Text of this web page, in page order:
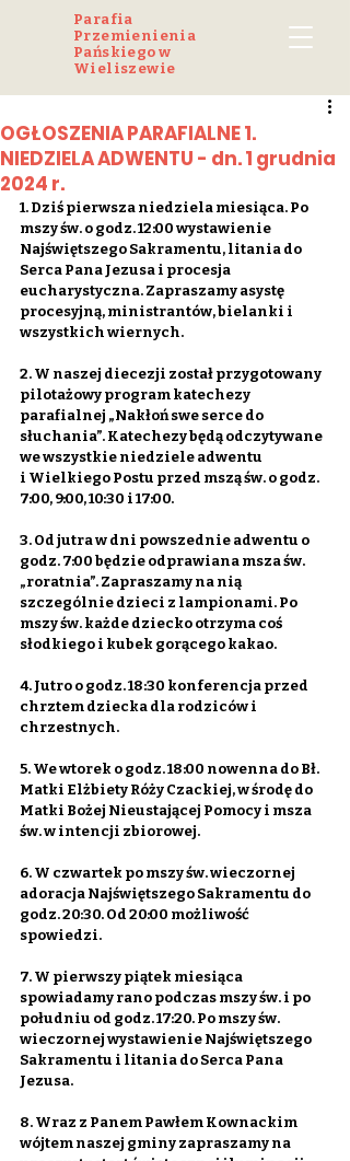
Parafia
Przemienienia
Pańskiego w
Wieliszewie
OGŁOSZENIA PARAFIALNE 1.
NIEDZIELA ADWENTU - dn. 1 grudnia
2024 r.
1. Dziś pierwsza niedziela miesiąca. Po
mszy św. o godz. 12:00 wystawienie
Najświętszego Sakramentu, litania do
Serca Pana Jezusa i procesja
eucharystyczna. Zapraszamy asystę
procesyjną, ministrantów, bielanki i
wszystkich wiernych.
2. W naszej diecezji został przygotowany
pilotażowy program katechezy
parafialnej „Nakłoń swe serce do
słuchania”. Katechezy będą odczytywane
we wszystkie niedziele adwentu
i Wielkiego Postu przed mszą św. o godz.
7:00, 9:00, 10:30 i 17:00.
3. Od jutra w dni powszednie adwentu o
godz. 7:00 będzie odprawiana msza św.
„roratnia”. Zapraszamy na nią
szczególnie dzieci z lampionami. Po
mszy św. każde dziecko otrzyma coś
słodkiego i kubek gorącego kakao.
4. Jutro o godz. 18:30 konferencja przed
chrztem dziecka dla rodziców i
chrzestnych.
5. We wtorek o godz. 18:00 nowenna do Bł.
Matki Elżbiety Róży Czackiej, w środę do
Matki Bożej Nieustającej Pomocy i msza
św. w intencji zbiorowej.
6. W czwartek po mszy św. wieczornej
adoracja Najświętszego Sakramentu do
godz. 20:30. Od 20:00 możliwość
spowiedzi.
7. W pierwszy piątek miesiąca
spowiadamy rano podczas mszy św. i po
południu od godz. 17:20. Po mszy św.
wieczornej wystawienie Najświętszego
Sakramentu i litania do Serca Pana
Jezusa.
8. Wraz z Panem Pawłem Kownackim
wójtem naszej gminy zapraszamy na